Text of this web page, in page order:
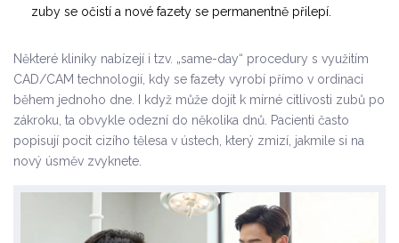
zuby se očistí a nové fazety se permanentně přilepí.
Některé kliniky nabízejí i tzv. „same-day“ procedury s využitím
CAD/CAM technologií, kdy se fazety vyrobí přímo v ordinaci
během jednoho dne. I když může dojít k mírné citlivosti zubů po
zákroku, ta obvykle odezní do několika dnů. Pacienti často
popisují pocit cizího tělesa v ústech, který zmizí, jakmile si na
nový úsměv zvyknete.